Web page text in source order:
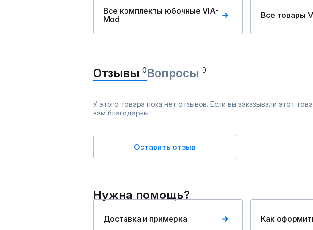
Все комплекты юбочные VIA-
Mod
Все товары
Отзывы 0Вопросы 0
У этого товара пока нет отзывов. Если вы заказывали этот
вам благодарны.
Оставить отзыв
Нужна помощь?
Доставка и примерка Как